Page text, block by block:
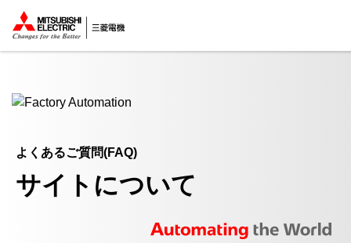
ここから本文
よくあるご質問(FAQ)
サイトについて